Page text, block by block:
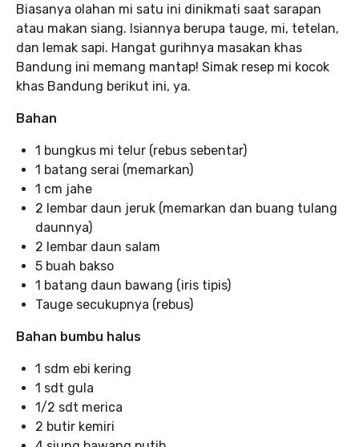
Biasanya olahan mi satu ini dinikmati saat sarapan
atau makan siang. Isiannya berupa tauge, mi, tetelan,
dan lemak sapi. Hangat gurihnya masakan khas
Bandung ini memang mantap! Simak resep mi kocok
khas Bandung berikut ini, ya.
Bahan
1 bungkus mi telur (rebus sebentar)
1 batang serai (memarkan)
1 cm jahe
2 lembar daun jeruk (memarkan dan buang tulang
daunnya)
2 lembar daun salam
5 buah bakso
1 batang daun bawang (iris tipis)
Tauge secukupnya (rebus)
Bahan bumbu halus
1 sdm ebi kering
1 sdt gula
1/2 sdt merica
2 butir kemiri